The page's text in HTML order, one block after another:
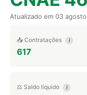
Atualizado em 03
📥 Contratações i
617
⚖️ Saldo líquido i